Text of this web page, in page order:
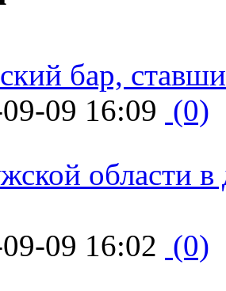
бар,
09 16:09 (0)
области в
09 16:02 (0)